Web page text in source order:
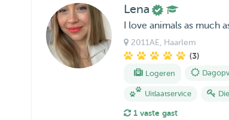
Lena
I love animals as much
2011AE , Haarlem
(3)
Logeren
Uitlaatservice
1 vaste gast